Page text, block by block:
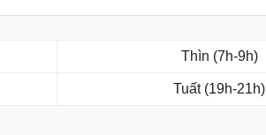
Thìn (7h-9h)
Tuất (19h-21h)